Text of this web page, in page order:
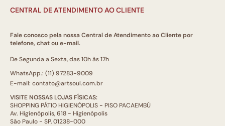
CENTRAL DE ATENDIMENTO AO CLIENTE
Fale conosco pela nossa Central de Atendimento ao Cliente por
telefone, chat ou e-mail.
De Segunda a Sexta, das 10h às 17h
WhatsApp.: (11) 97283-9009
E-mail: contato@artsoul.com.br
VISITE NOSSAS LOJAS FÍSICAS:
SHOPPING PÁTIO HIGIENÓPOLIS - PISO PACAEMBÚ
Av. Higienópolis, 618 - Higienópolis
São Paulo - SP, 01238-000